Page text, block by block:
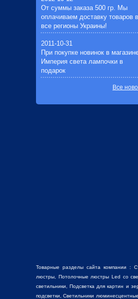
От суммы заказа 500 гр. Мы
оплачиваем доставку товаров
все регионы Украины!
2011-10-31
При покупке новинок в
Империя света лампочки в
подарок
Все
Товарные разделы сайта компании :
люстры , Потолочные люстры Led со
светильники,Подсветка для картин и
подсветки, Светильники